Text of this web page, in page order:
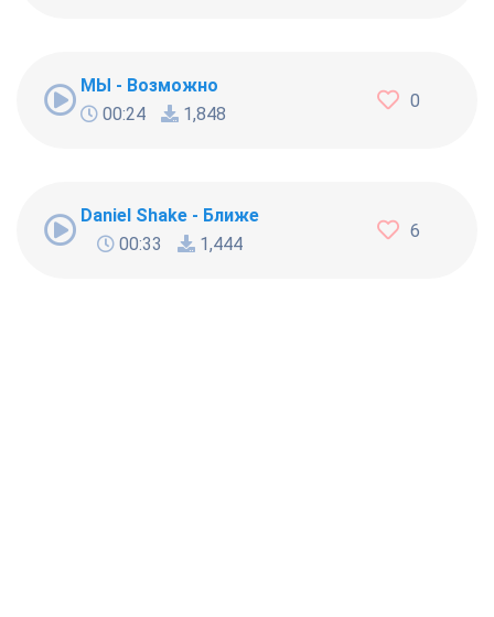
МЫ - Возможно
00:24
1,848
0
Daniel Shake - Ближе
00:33
1,444
6